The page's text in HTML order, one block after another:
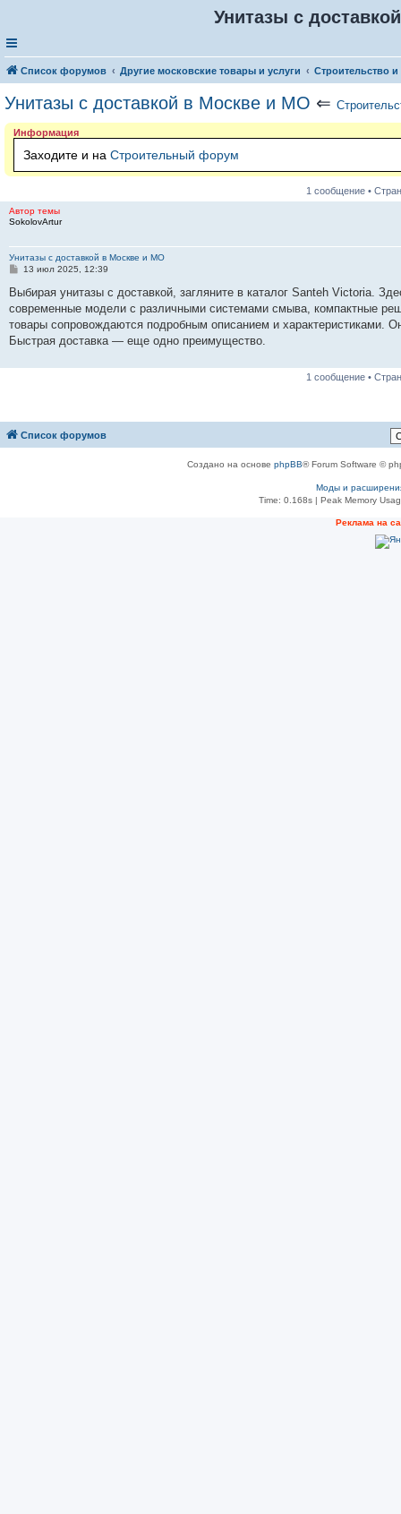
Унитазы с
Список форумов Другие московские товары и услуги Строительство
Унитазы с доставкой в Москве и МО ⇐
Информация
Заходите и на Строительный форум
1 сообщение •
Автор темы
SokolovArtur
Унитазы с доставкой в Москве и МО
С
о
щ
е
и
13 июл 2025, 12:39
Выбирая унитазы с доставкой, загляните в каталог Santeh Victoria.
современные модели с различными системами смыва, компактные
товары сопровождаются подробным описанием и характеристиками.
Быстрая доставка — еще одно преимущество.
1 сообщение •
Список форумов
Создано на основе phpBB® Forum Software ©
Моды и
Time: 0.168s| Peak Memory
Реклама на